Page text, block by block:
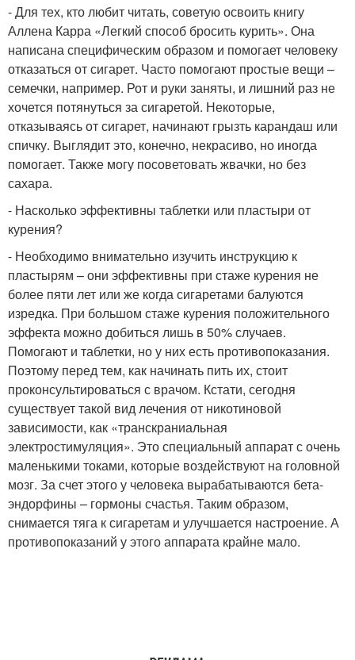
- Для тех, кто любит читать, советую освоить книгу
Аллена Карра «Легкий способ бросить курить». Она
написана специфическим образом и помогает человеку
отказаться от сигарет. Часто помогают простые вещи –
семечки, например. Рот и руки заняты, и лишний раз не
хочется потянуться за сигаретой. Некоторые,
отказываясь от сигарет, начинают грызть карандаш или
спичку. Выглядит это, конечно, некрасиво, но иногда
помогает. Также могу посоветовать жвачки, но без
сахара.
- Насколько эффективны таблетки или пластыри от
курения?
- Необходимо внимательно изучить инструкцию к
пластырям – они эффективны при стаже курения не
более пяти лет или же когда сигаретами балуются
изредка. При большом стаже курения положительного
эффекта можно добиться лишь в 50% случаев.
Помогают и таблетки, но у них есть противопоказания.
Поэтому перед тем, как начинать пить их, стоит
проконсультироваться с врачом. Кстати, сегодня
существует такой вид лечения от никотиновой
зависимости, как «транскраниальная
электростимуляция». Это специальный аппарат с очень
маленькими токами, которые воздействуют на головной
мозг. За счет этого у человека вырабатываются бета-
эндорфины – гормоны счастья. Таким образом,
снимается тяга к сигаретам и улучшается настроение. А
противопоказаний у этого аппарата крайне мало.